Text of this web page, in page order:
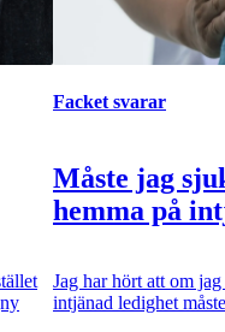
Facket svarar
Måste jag
hemma på
Jag har hört att om
intjänad ledighet